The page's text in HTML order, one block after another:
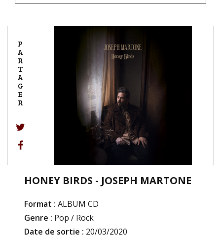
P
A
R
T
A
G
E
R
HONEY BIRDS - JOSEPH MARTONE
Format : ALBUM CD
Genre : Pop / Rock
Date de sortie : 20/03/2020